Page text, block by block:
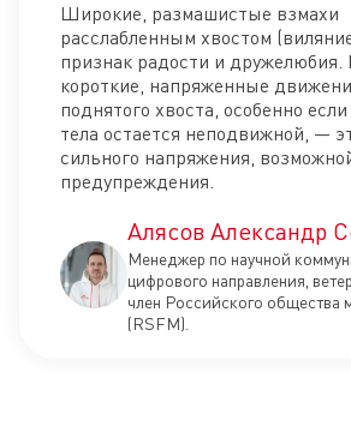
Широкие, размашистые взмахи
расслабленным хвостом
признак радости и
короткие, напряженные
поднятого хвоста, особенно
тела остается неподвижной, —
сильного напряжения,
предупреждения.
Алясов Александр
Менеджер по научной
цифрового направления,
член Российского
(RSFM).